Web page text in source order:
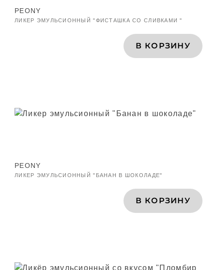
PEONY
ЛИКЕР ЭМУЛЬСИОННЫЙ "ФИСТАШКА СО СЛИВКАМИ "
В КОРЗИНУ
PEONY
ЛИКЕР ЭМУЛЬСИОННЫЙ "БАНАН В ШОКОЛАДЕ"
В КОРЗИНУ